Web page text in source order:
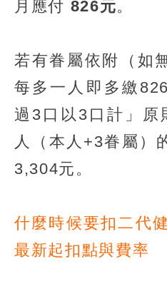
月應付 826元。
若有眷屬依附（如
每多一人即多繳
過3口以3口計」原
人（本人+3眷屬）
3,304元。
什麼時候要扣二代
最新起扣點與費率